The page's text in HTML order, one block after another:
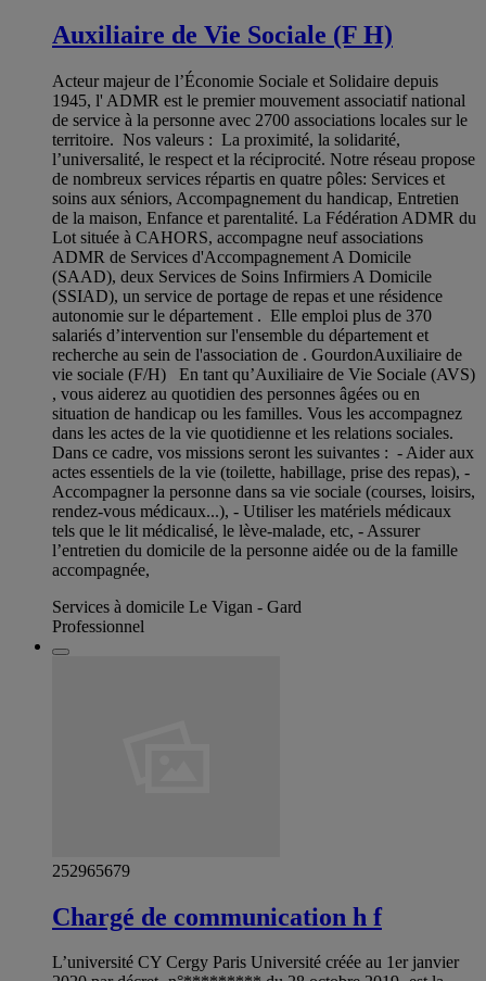
Auxiliaire de Vie Sociale (F H)
Acteur majeur de l’Économie Sociale et Solidaire depuis
1945, l' ADMR est le premier mouvement associatif national
de service à la personne avec 2700 associations locales sur le
territoire. Nos valeurs : La proximité, la solidarité,
l’universalité, le respect et la réciprocité. Notre réseau propose
de nombreux services répartis en quatre pôles: Services et
soins aux séniors, Accompagnement du handicap, Entretien
de la maison, Enfance et parentalité. La Fédération ADMR du
Lot située à CAHORS, accompagne neuf associations
ADMR de Services d'Accompagnement A Domicile
(SAAD), deux Services de Soins Infirmiers A Domicile
(SSIAD), un service de portage de repas et une résidence
autonomie sur le département . Elle emploi plus de 370
salariés d’intervention sur l'ensemble du département et
recherche au sein de l'association de . GourdonAuxiliaire de
vie sociale (F/H) En tant qu’Auxiliaire de Vie Sociale (AVS)
, vous aiderez au quotidien des personnes âgées ou en
situation de handicap ou les familles. Vous les accompagnez
dans les actes de la vie quotidienne et les relations sociales.
Dans ce cadre, vos missions seront les suivantes : - Aider aux
actes essentiels de la vie (toilette, habillage, prise des repas), -
Accompagner la personne dans sa vie sociale (courses, loisirs,
rendez-vous médicaux...), - Utiliser les matériels médicaux
tels que le lit médicalisé, le lève-malade, etc, - Assurer
l’entretien du domicile de la personne aidée ou de la famille
accompagnée,
Services à domicile Le Vigan - Gard
Professionnel
252965679
Chargé de communication h f
L’université CY Cergy Paris Université créée au 1er janvier